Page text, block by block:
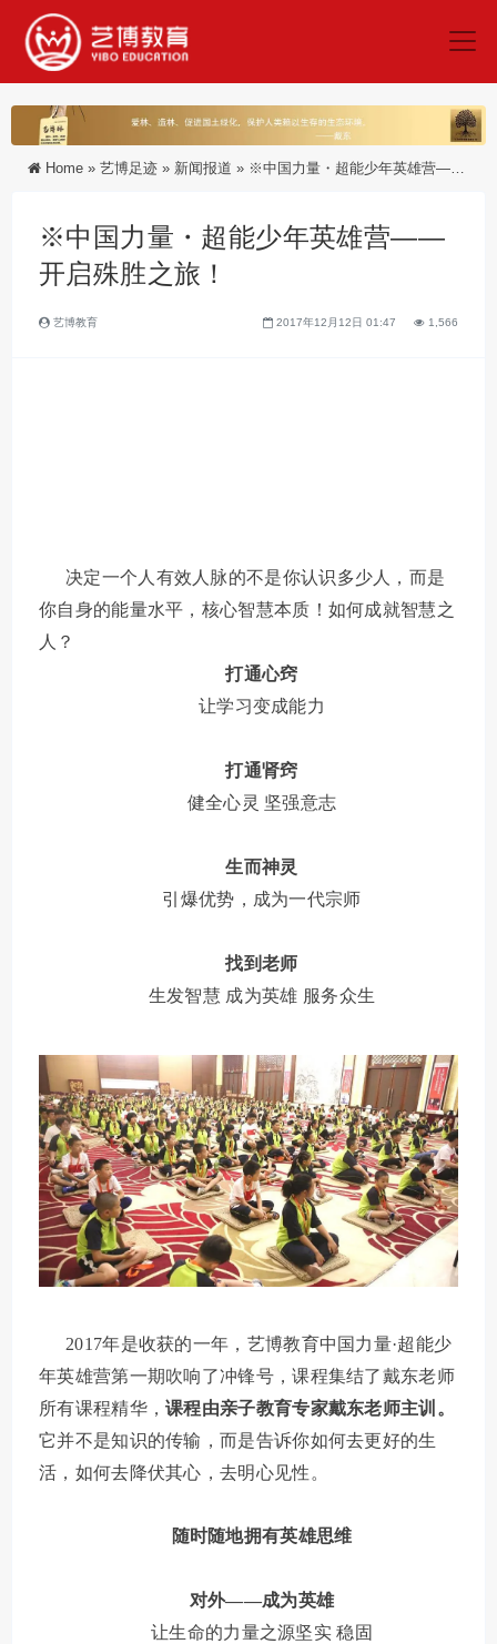
Home » 艺博足迹 » 新闻报道 » ※中国力量・超能少年英雄营――开启殊胜之旅！
※中国力量・超能少年英雄营――
开启殊胜之旅！
艺博教育 2017年12月12日 01:47 1,566
决定一个人有效人脉的不是你认识多少人，而是
你自身的能量水平，核心智慧本质！如何成就智慧之
人？
打通心窍
让学习变成能力
打通肾窍
健全心灵 坚强意志
生而神灵
引爆优势，成为一代宗师
找到老师
生发智慧 成为英雄 服务众生
2017年是收获的一年，艺博教育中国力量·超能少
年英雄营第一期吹响了冲锋号，课程集结了戴东老师
所有课程精华，课程由亲子教育专家戴东老师主训。
它并不是知识的传输，而是告诉你如何去更好的生
活，如何去降伏其心，去明心见性。
随时随地拥有英雄思维
对外——成为英雄
让生命的力量之源坚实 稳固